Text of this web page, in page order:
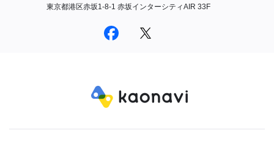
東京都港区赤坂1-8-1 赤坂インターシティAIR 33F